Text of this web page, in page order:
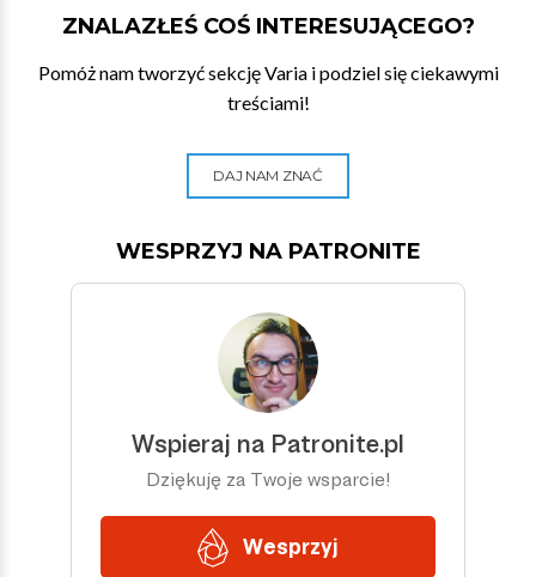
ZNALAZŁEŚ COŚ INTERESUJĄCEGO?
Pomóż nam tworzyć sekcję Varia i podziel się ciekawymi
treściami!
DAJ NAM ZNAĆ
WESPRZYJ NA PATRONITE